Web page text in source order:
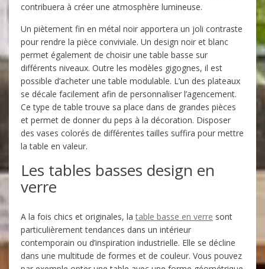
contribuera à créer une atmosphère lumineuse.
Un piètement fin en métal noir apportera un joli contraste
pour rendre la pièce conviviale. Un design noir et blanc
permet également de choisir une table basse sur
différents niveaux. Outre les modèles gigognes, il est
possible d’acheter une table modulable. L’un des plateaux
se décale facilement afin de personnaliser l’agencement.
Ce type de table trouve sa place dans de grandes pièces
et permet de donner du peps à la décoration. Disposer
des vases colorés de différentes tailles suffira pour mettre
la table en valeur.
Les tables basses design en
verre
A la fois chics et originales, latable basse en verre sont
particulièrement tendances dans un intérieur
contemporain ou d’inspiration industrielle. Elle se décline
dans une multitude de formes et de couleur. Vous pouvez